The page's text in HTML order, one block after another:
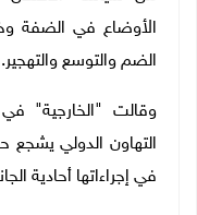
الأوضاع في الضفة
الضم والتوسع والتهجير.
وقالت "الخارجية"
التهاون الدولي يشجع
في إجراءاتها أحادية